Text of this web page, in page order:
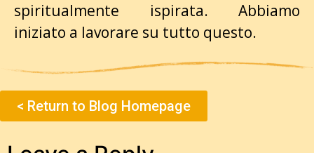
spiritualmente ispirata. Abbiamo
iniziato a lavorare su tutto questo.
< Return to Blog Homepage